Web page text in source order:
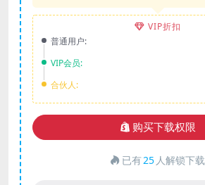
VIP折扣
普通用户:
VIP会员:
合伙人:
购买下载权限
已有25 人解锁下载